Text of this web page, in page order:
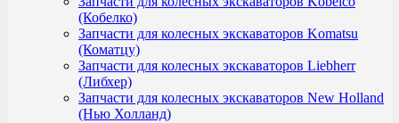
(Кобелко)
Запчасти для колесных экскаваторов Komatsu
(Коматцу)
Запчасти для колесных экскаваторов Liebherr
(Либхер)
Запчасти для колесных экскаваторов New Holland
(Нью Холланд)